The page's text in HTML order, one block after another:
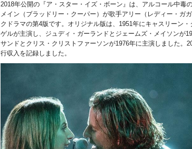
2018年公開の『ア・スター・イズ・ボーン』は、アルコール中毒
メイン（ブラッドリー・クーパー）が歌手アリー（レディー・ガ
クドラマの第4版です。オリジナル版は、1951年にキャスリーン
ゲルが主演し、ジュディ・ガーランドとジェームズ・メイソンが
サンドとクリス・クリストファーソンが1976年に主演しました。
行収入を記録しました。